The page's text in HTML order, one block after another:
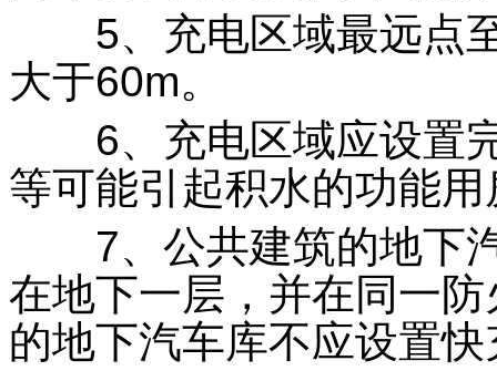
5、充电区域最远点至
大于60m。
6、充电区域应设置完
等可能引起积水的功能用
7、公共建筑的地下汽
在地下一层，并在同一
的地下汽车库不应设置